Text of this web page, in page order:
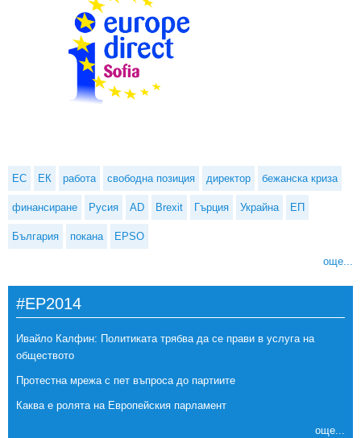
ЕС ЕК работа свободна позиция директор бежанска криза
финансиране Русия AD Brexit Гърция Украйна ЕП
България покана EPSO
още...
#EP2014
Ивайло Калфин: Политиката трябва да се прави в услуга на
обществото
Протестна мрежа с пет въпроса до партиите
Каква е ролята на Европейския парламент
още...